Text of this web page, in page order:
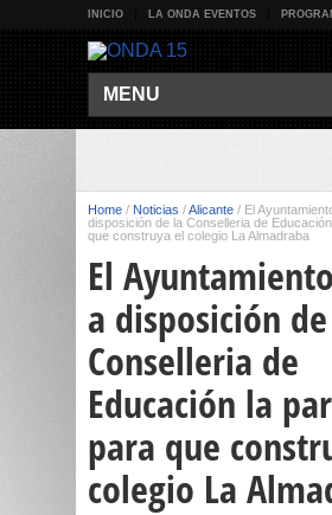
INICIO LA ONDA EVENTOS
MENU
Home / Noticias /Alicante / El
disposición de la Conselleria de
que construya el colegio La Almadraba
El
a disposición
Conselleria de
Educación la
para que
colegio La